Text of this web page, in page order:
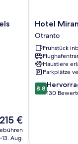
Der
215 €
Aug.
Hotel
Miramare
Otranto
Hotel
Otranto
Frühstück
Haustiere
Parkplätze
8.8
von
8,8
130